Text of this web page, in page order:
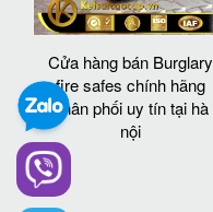
Cửa hàng bán Burglary
fire safes chính hãng
phân phối uy tín tại hà
nội